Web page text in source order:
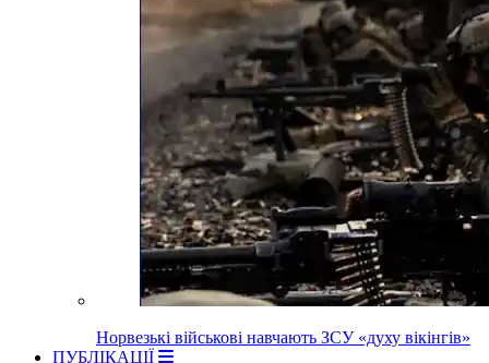
Норвезькі військові навчають ЗСУ «духу вікінгів»
ПУБЛІКАЦІЇ